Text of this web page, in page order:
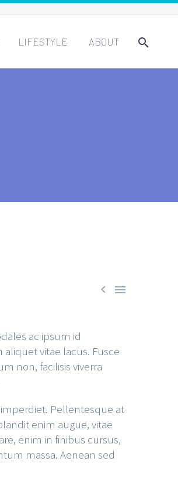
LIFESTYLE ABOUT
 
ac ipsum id
vitae lacus. Fusce
non, facilisis viverra
Pellentesque at
enim augue, vitae
enim in finibus cursus,
massa. Aenean sed